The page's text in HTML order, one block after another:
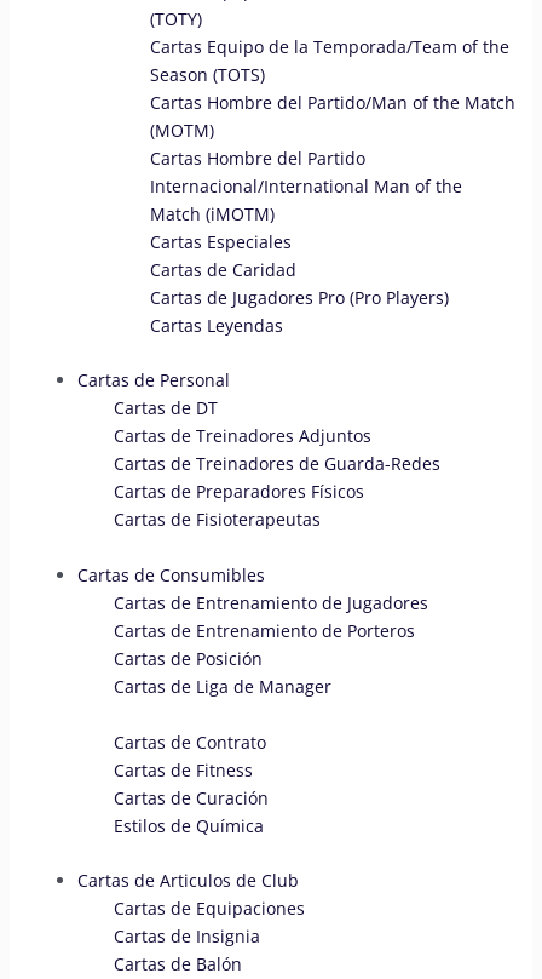
(TOTY)
Cartas Equipo de la Temporada/Team of the
Season (TOTS)
Cartas Hombre del Partido/Man of the Match
(MOTM)
Cartas Hombre del Partido
Internacional/International Man of the
Match (iMOTM)
Cartas Especiales
Cartas de Caridad
Cartas de Jugadores Pro (Pro Players)
Cartas Leyendas
Cartas de Personal
Cartas de DT
Cartas de Treinadores Adjuntos
Cartas de Treinadores de Guarda-Redes
Cartas de Preparadores Físicos
Cartas de Fisioterapeutas
Cartas de Consumibles
Cartas de Entrenamiento de Jugadores
Cartas de Entrenamiento de Porteros
Cartas de Posición
Cartas de Liga de Manager
Cartas de Contrato
Cartas de Fitness
Cartas de Curación
Estilos de Química
Cartas de Articulos de Club
Cartas de Equipaciones
Cartas de Insignia
Cartas de Balón